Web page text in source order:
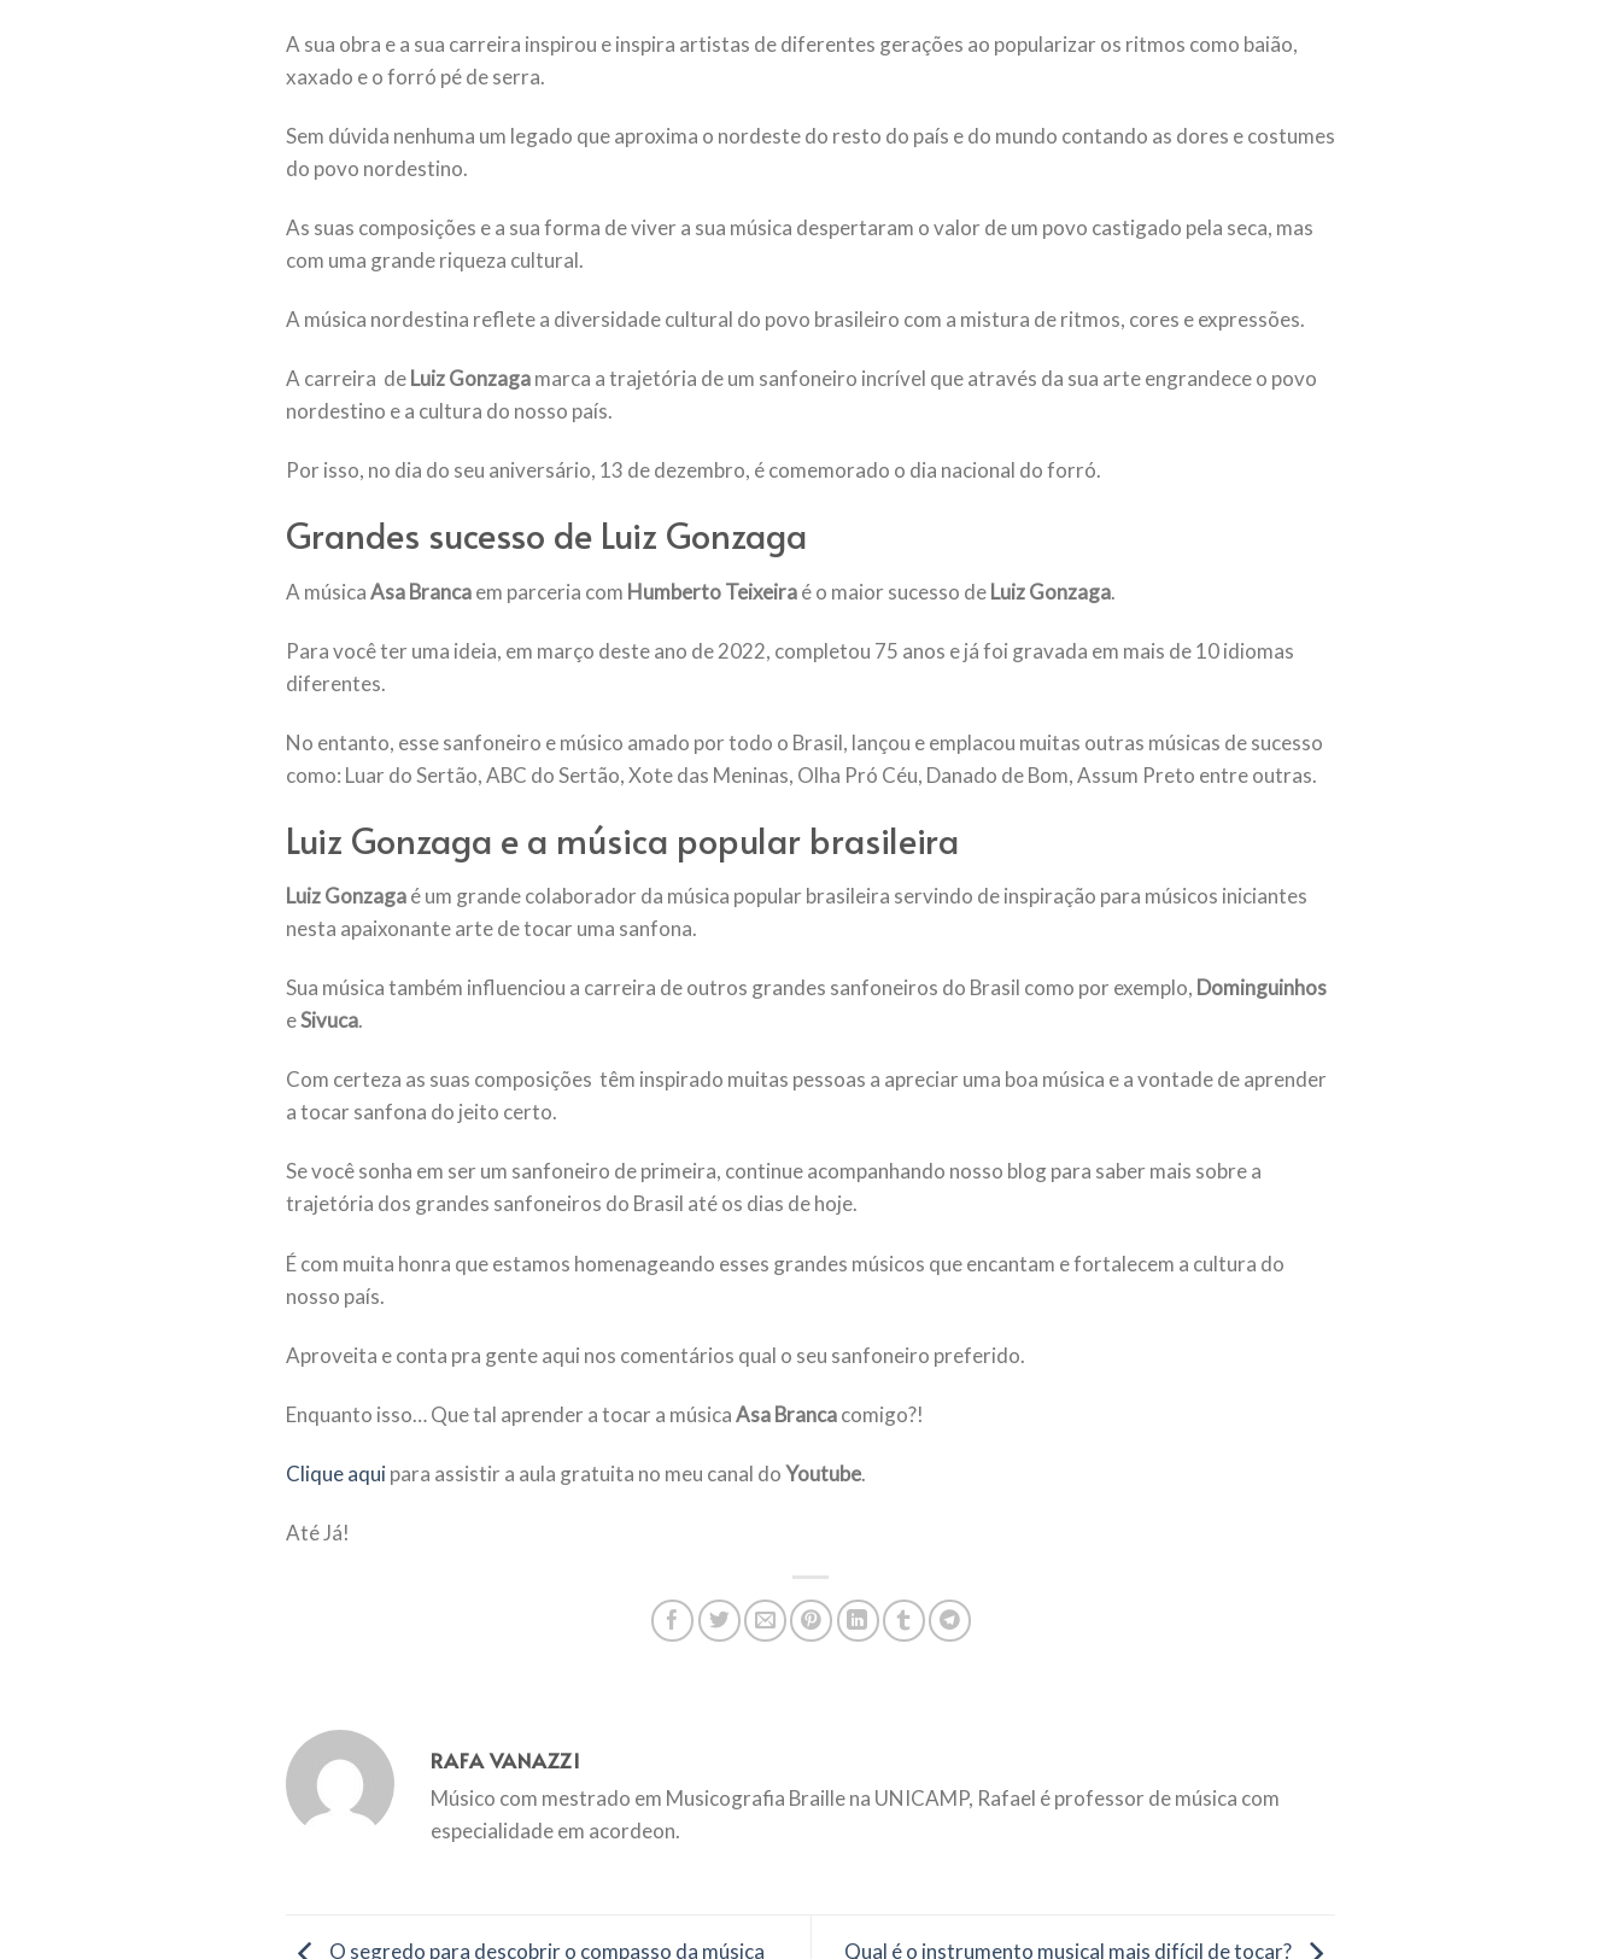
A sua obra e a sua carreira inspirou e inspira artistas de diferentes gerações ao popularizar os ritmos como baião,
xaxado e o forró pé de serra.
Sem dúvida nenhuma um legado que aproxima o nordeste do resto do país e do mundo contando as dores e costumes
do povo nordestino.
As suas composições e a sua forma de viver a sua música despertaram o valor de um povo castigado pela seca, mas
com uma grande riqueza cultural.
A música nordestina reflete a diversidade cultural do povo brasileiro com a mistura de ritmos, cores e expressões.
A carreira deLuiz Gonzagamarca a trajetória de um sanfoneiro incrível que através da sua arte engrandece o povo
nordestino e a cultura do nosso país.
Por isso, no dia do seu aniversário, 13 de dezembro, é comemorado o dia nacional do forró.
Grandes sucesso de Luiz Gonzaga
A músicaAsa Brancaem parceria com Humberto Teixeiraé o maior sucesso deLuiz Gonzaga.
Para você ter uma ideia, em março deste ano de 2022, completou 75 anos e já foi gravada em mais de 10 idiomas
diferentes.
No entanto, esse sanfoneiro e músico amado por todo o Brasil, lançou e emplacou muitas outras músicas de sucesso
como: Luar do Sertão, ABC do Sertão, Xote das Meninas, Olha Pró Céu, Danado de Bom, Assum Preto entre outras.
Luiz Gonzaga e a música popular brasileira
Luiz Gonzagaé um grande colaborador da música popular brasileira servindo de inspiração para músicos iniciantes
nesta apaixonante arte de tocar uma sanfona.
Sua música também influenciou a carreira de outros grandes sanfoneiros do Brasil como por exemplo, Dominguinhos
eSivuca.
Com certeza as suas composições têm inspirado muitas pessoas a apreciar uma boa música e a vontade de aprender
a tocar sanfona do jeito certo.
Se você sonha em ser um sanfoneiro de primeira, continue acompanhando nosso blog para saber mais sobre a
trajetória dos grandes sanfoneiros do Brasil até os dias de hoje.
É com muita honra que estamos homenageando esses grandes músicos que encantam e fortalecem a cultura do
nosso país.
Aproveita e conta pra gente aqui nos comentários qual o seu sanfoneiro preferido.
Enquanto isso… Que tal aprender a tocar a músicaAsa Brancacomigo?!
Clique aquipara assistir a aula gratuita no meu canal doYoutube.
Até Já!
RAFA VANAZZI
Músico com mestrado em Musicografia Braille na UNICAMP, Rafael é professor de música com
especialidade em acordeon.
O segredo para descobrir o compasso da música Qual é o instrumento musical mais difícil de tocar?